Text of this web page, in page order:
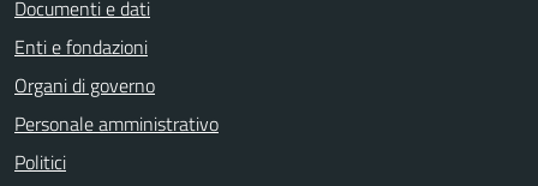
Documenti e dati
Enti e fondazioni
Organi di governo
Personale amministrativo
Politici